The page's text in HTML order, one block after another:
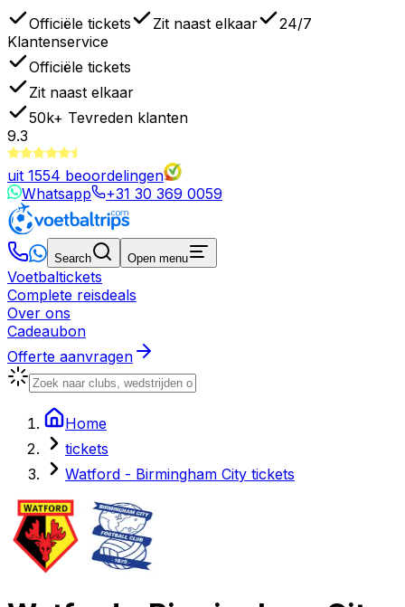
Officiële tickets Zit naast elkaar
24/7
Klantenservice
Officiële tickets
Zit naast elkaar
50k+ Tevreden klanten
9.3
uit 1554 beoordelingen
Whatsapp
+31 30 369 0059
Search Open menu
Voetbaltickets
Complete reisdeals
Over ons
Cadeaubon
Offerte aanvragen
Home
tickets
Watford - Birmingham City tickets